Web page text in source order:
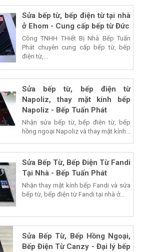
Sửa bếp từ, bếp điện từ tại nhà
ở Ehom - Cung cấp bếp từ Đức
Công TNHH THiết Bị Nhà Bếp Tuấn
Phát chuyên cung cấp bếp từ, bếp
điện từ,...
Sửa bếp từ, bếp điện từ
Napoliz, thay mặt kính bếp
Napoliz - Bếp Tuấn Phát
Nhận sửa bếp từ, bếp điện từ, bếp
hồng ngoại Napoliz và thay mặt kính...
Sửa Bếp Từ, Bếp Điện Từ Fandi
Tại Nhà - Bếp Tuấn Phát
Nhận thay mặt kính bếp Fandi và sửa
bếp từ, bếp điện từ Fandi tại nhà ở...
Sửa Bếp Từ, Bếp Hồng Ngoại,
Bếp Điện Từ Canzy - Đại lý bếp